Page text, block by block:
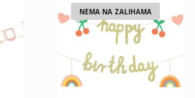
NEMA NA ZALIHAMA